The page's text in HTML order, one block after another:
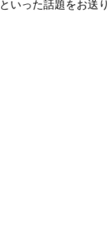
といった話題をお送り